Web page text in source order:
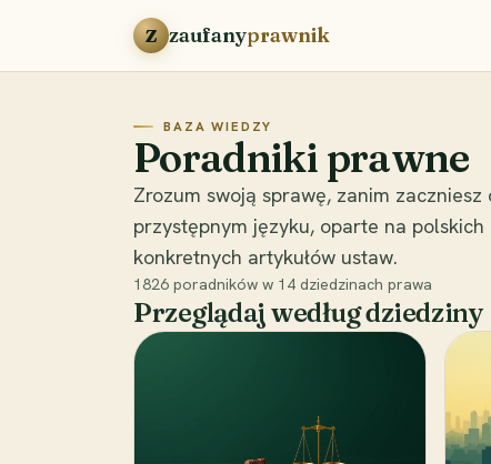
Przejdź do treści
Z zaufanyprawnik
BAZA WIEDZY
Poradniki prawne
Zrozum swoją sprawę, zanim
przystępnym języku, oparte na
konkretnych artykułów ustaw.
1826 poradników w 14 dziedzinach prawa
Przeglądaj według dziedziny